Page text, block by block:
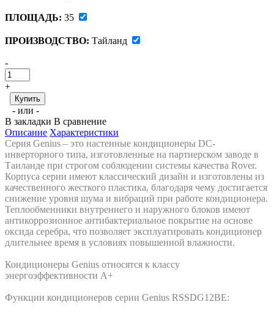
ПЛОЩАДЬ: 35
ПРОИЗВОДСТВО: Тайланд
-
+
- или -
В закладки В сравнение
Описание Характеристики
Серия Genius – это настенные кондиционеры DC-
инверторного типа, изготовленные на партнерском заводе в
Таиланде при строгом соблюдении системы качества Rover.
Корпуса серии имеют классический дизайн и изготовлены из
качественного жесткого пластика, благодаря чему достигается
снижение уровня шума и вибраций при работе кондиционера.
Теплообменники внутреннего и наружного блоков имеют
антикоррозионное антибактериальное покрытие на основе
оксида серебра, что позволяет эксплуатировать кондиционер
длительнее время в условиях повышенной влажности.
Кондиционеры Genius относятся к классу
энергоэффективности А+
Функции кондиционеров серии Genius RSSDG12BE: